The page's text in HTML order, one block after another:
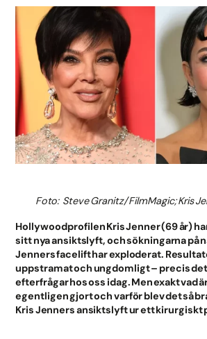
Foto: Steve Granitz/FilmMagic; Kris
Hollywoodprofilen Kris Jenner (69 år)
sitt nya ansiktslyft, och sökningarna på
Jenners facelift har exploderat.
uppstramat och ungdomligt – precis
efterfrågar hos oss idag. Men exakt vad
egentligen gjort och varför blev det så
Kris Jenners ansiktslyft ur ett kirurgiskt